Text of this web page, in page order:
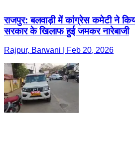
राजपुर: बलवाड़ी में कांग्रेस कमेटी ने
सरकार के खिलाफ हुई जमकर नारेबाजी
Rajpur, Barwani | Feb 20, 2026